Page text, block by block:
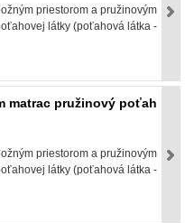
priestorom a pružinovým
látky (poťahová látka -
matrac pružinový poťah
priestorom a pružinovým
látky (poťahová látka -